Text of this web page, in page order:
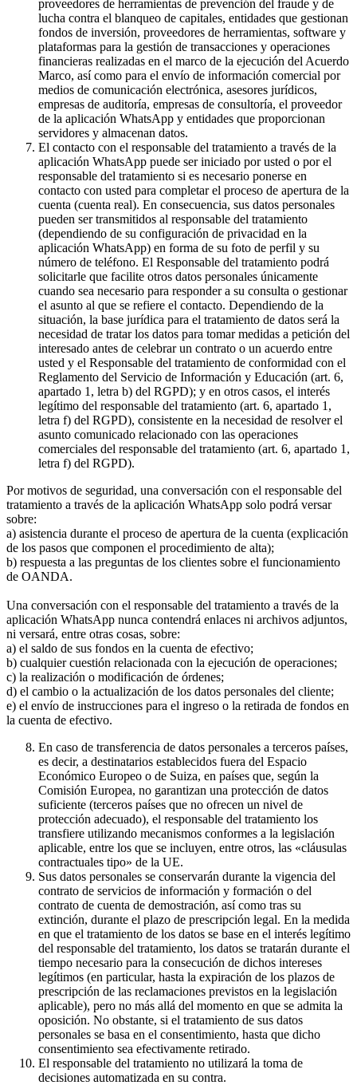
proveedores de herramientas de prevención del fraude y de
lucha contra el blanqueo de capitales, entidades que gestionan
fondos de inversión, proveedores de herramientas, software y
plataformas para la gestión de transacciones y operaciones
financieras realizadas en el marco de la ejecución del Acuerdo
Marco, así como para el envío de información comercial por
medios de comunicación electrónica, asesores jurídicos,
empresas de auditoría, empresas de consultoría, el proveedor
de la aplicación WhatsApp y entidades que proporcionan
servidores y almacenan datos.
El contacto con el responsable del tratamiento a través de la
aplicación WhatsApp puede ser iniciado por usted o por el
responsable del tratamiento si es necesario ponerse en
contacto con usted para completar el proceso de apertura de la
cuenta (cuenta real). En consecuencia, sus datos personales
pueden ser transmitidos al responsable del tratamiento
(dependiendo de su configuración de privacidad en la
aplicación WhatsApp) en forma de su foto de perfil y su
número de teléfono. El Responsable del tratamiento podrá
solicitarle que facilite otros datos personales únicamente
cuando sea necesario para responder a su consulta o gestionar
el asunto al que se refiere el contacto. Dependiendo de la
situación, la base jurídica para el tratamiento de datos será la
necesidad de tratar los datos para tomar medidas a petición del
interesado antes de celebrar un contrato o un acuerdo entre
usted y el Responsable del tratamiento de conformidad con el
Reglamento del Servicio de Información y Educación (art. 6,
apartado 1, letra b) del RGPD); y en otros casos, el interés
legítimo del responsable del tratamiento (art. 6, apartado 1,
letra f) del RGPD), consistente en la necesidad de resolver el
asunto comunicado relacionado con las operaciones
comerciales del responsable del tratamiento (art. 6, apartado 1,
letra f) del RGPD).
Por motivos de seguridad, una conversación con el responsable del
tratamiento a través de la aplicación WhatsApp solo podrá versar
sobre:
a) asistencia durante el proceso de apertura de la cuenta (explicación
de los pasos que componen el procedimiento de alta);
b) respuesta a las preguntas de los clientes sobre el funcionamiento
de OANDA.
Una conversación con el responsable del tratamiento a través de la
aplicación WhatsApp nunca contendrá enlaces ni archivos adjuntos,
ni versará, entre otras cosas, sobre:
a) el saldo de sus fondos en la cuenta de efectivo;
b) cualquier cuestión relacionada con la ejecución de operaciones;
c) la realización o modificación de órdenes;
d) el cambio o la actualización de los datos personales del cliente;
e) el envío de instrucciones para el ingreso o la retirada de fondos en
la cuenta de efectivo.
En caso de transferencia de datos personales a terceros países,
es decir, a destinatarios establecidos fuera del Espacio
Económico Europeo o de Suiza, en países que, según la
Comisión Europea, no garantizan una protección de datos
suficiente (terceros países que no ofrecen un nivel de
protección adecuado), el responsable del tratamiento los
transfiere utilizando mecanismos conformes a la legislación
aplicable, entre los que se incluyen, entre otros, las «cláusulas
contractuales tipo» de la UE.
Sus datos personales se conservarán durante la vigencia del
contrato de servicios de información y formación o del
contrato de cuenta de demostración, así como tras su
extinción, durante el plazo de prescripción legal. En la medida
en que el tratamiento de los datos se base en el interés legítimo
del responsable del tratamiento, los datos se tratarán durante el
tiempo necesario para la consecución de dichos intereses
legítimos (en particular, hasta la expiración de los plazos de
prescripción de las reclamaciones previstos en la legislación
aplicable), pero no más allá del momento en que se admita la
oposición. No obstante, si el tratamiento de sus datos
personales se basa en el consentimiento, hasta que dicho
consentimiento sea efectivamente retirado.
El responsable del tratamiento no utilizará la toma de
decisiones automatizada en su contra.